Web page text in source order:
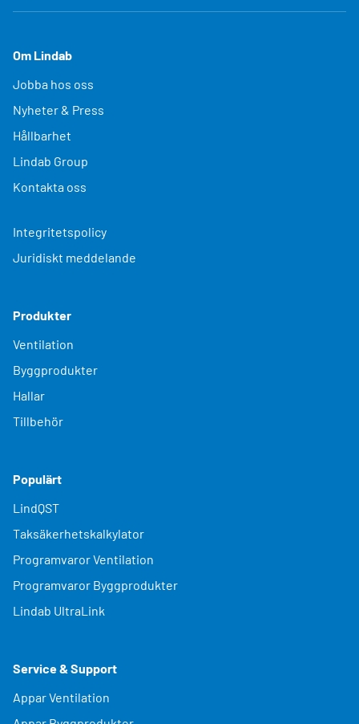
Om Lindab
Jobba hos oss
Nyheter & Press
Hållbarhet
Lindab Group
Kontakta oss
Integritetspolicy
Juridiskt meddelande
Produkter
Ventilation
Byggprodukter
Hallar
Tillbehör
Populärt
LindQST
Taksäkerhetskalkylator
Programvaror Ventilation
Programvaror Byggprodukter
Lindab UltraLink
Service & Support
Appar Ventilation